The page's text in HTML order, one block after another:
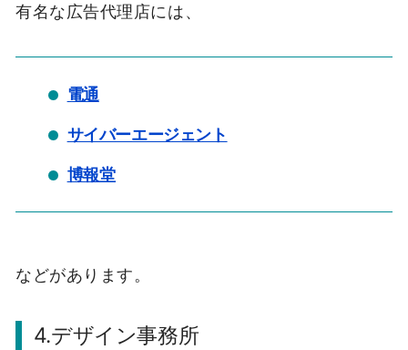
有名な広告代理店には、
電通
サイバーエージェント
博報堂
などがあります。
4.デザイン事務所